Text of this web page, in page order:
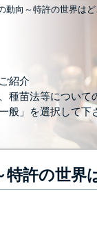
動向～特許の世界は
紹介
種苗法等について
般」を選択して下
特許の世界